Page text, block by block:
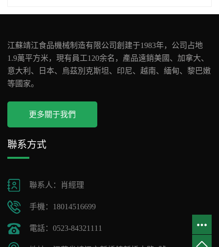
江蘇靖江食品機械制造有限公司創建于1983年，公司占地
1.9萬平方米，現有員工120余名，產品遠銷美國、加拿大、
意大利、日本、烏茲別克斯坦、印尼、越南、緬甸、黎巴嫩
等國家。
更多關于我們
聯系方式
聯系人：肖經理
手機：18014516699
電話：0523-84321111